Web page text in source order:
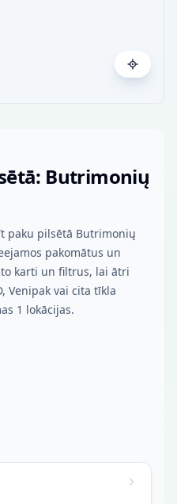
Butrimonių
paku pilsētā Butrimonių
pakomātus un
karti un filtrus, lai ātri
Venipak vai cita tīkla
1 lokācijas.